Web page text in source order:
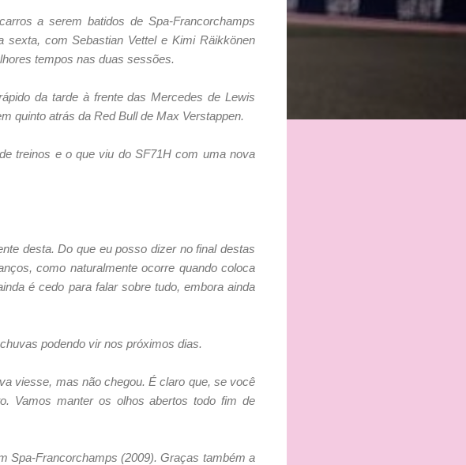
a serem batidos de Spa-Francorchamps
sexta, com Sebastian Vettel e Kimi Räikkönen
tempos nas duas sessões.
da tarde à frente das Mercedes de Lewis
quinto atrás da Red Bull de Max Verstappen.
treinos e o que viu do SF71H com uma nova
desta. Do que eu posso dizer no final destas
como naturalmente ocorre quando coloca
é cedo para falar sobre tudo, embora ainda
podendo vir nos próximos dias.
viesse, mas não chegou. É claro que, se você
Vamos manter os olhos abertos todo fim de
Spa-Francorchamps (2009). Graças também a